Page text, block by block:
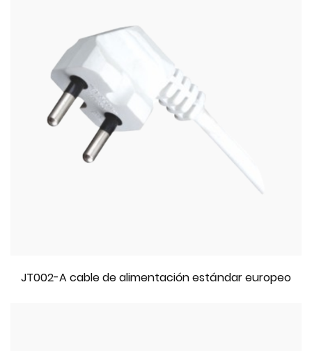
JT002-A cable de alimentación estándar europeo